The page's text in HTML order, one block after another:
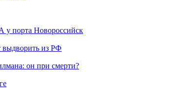
у порта Новороссийск
выдворить из РФ
он при смерти?